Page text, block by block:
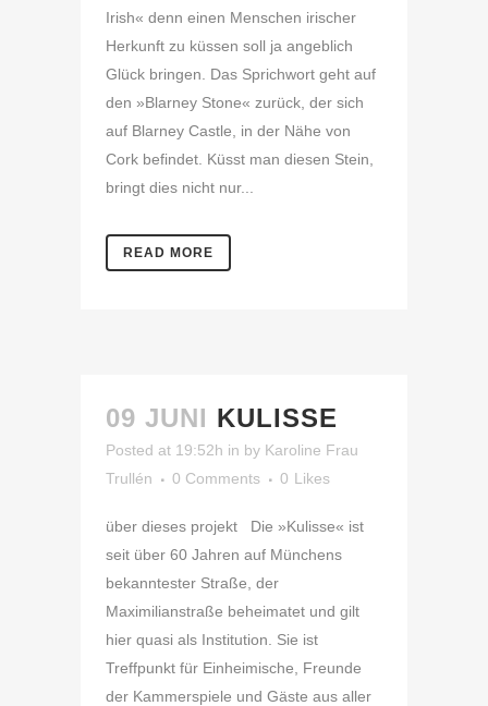
Irish« denn einen Menschen irischer
Herkunft zu küssen soll ja angeblich
Glück bringen. Das Sprichwort geht auf
den »Blarney Stone« zurück, der sich
auf Blarney Castle, in der Nähe von
Cork befindet. Küsst man diesen Stein,
bringt dies nicht nur...
READ MORE
09 JUNI KULISSE
Posted at 19:52h in by Karoline Frau
Trullén
0 Comments 0 Likes
über dieses projekt Die »Kulisse« ist
seit über 60 Jahren auf Münchens
bekanntester Straße, der
Maximilianstraße beheimatet und gilt
hier quasi als Institution. Sie ist
Treffpunkt für Einheimische, Freunde
der Kammerspiele und Gäste aus aller